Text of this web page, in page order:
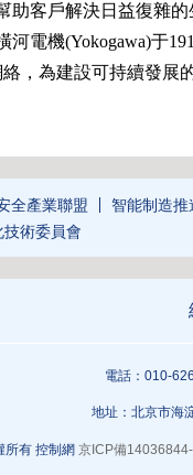
助客戶解決日益復雜
電機(Yokogawa)于
，為建設可持續發展
全產業聯盟 智能制造
術委員會
電話：010-
地址：北京市海
所有 控制網 京ICP備